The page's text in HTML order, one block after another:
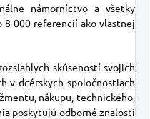
námorníctvo a všetky
8 000 referencií ako vlastnej
skúseností svojich
v dcérskych spoločnostiach
nákupu, technického,
poskytujú odborné znalosti